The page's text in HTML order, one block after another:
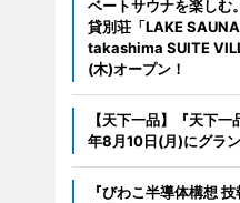
ベートサウナを楽しむ
貸別荘「LAKE
takashima SUITE
(木)オープン！
【天下一品】『天下
年8月10日(月)にグラ
『びわこ半導体構想